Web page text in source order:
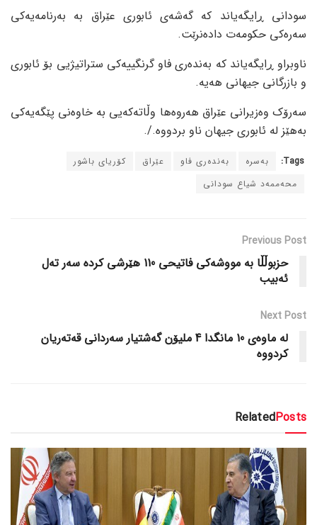
سودانی ڕایگەیاند کە گەشەی ئابوری عێراق بە بەرنامەیەکی
سەرەکی حکومەت دادەنرێت.
ناوبراو ڕایگەیاند کە بەندەری فاو گرنگییەکی ستراتیژیی بۆ ئابوری
و بازرگانی جیهانی هەیە.
سەرۆک وەزیرانی عێراق هەروەها وڵاتەکەیی بە خاوەنی پێگەیەکی
بەهێز لە ئابوری جیهان ناو بردووە./.
Tags: بەسرە بەندەری فاو عێراق
کۆریای باشور
محەممەد شیاع سودانی
Previous Post
حزبوڵڵا بە مووشەکی فاتیحی 110 هێرشی کردە سەر تەل
ئەبیب
Next Post
لە ماوەی 10 مانگدا 4 ملیۆن گەشتیار سەردانی قەتەریان
کردووە
RelatedPosts